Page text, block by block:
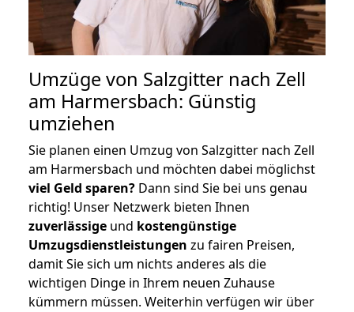
Umzüge von Salzgitter nach Zell
am Harmersbach: Günstig
umziehen
Sie planen einen Umzug von Salzgitter nach Zell
am Harmersbach und möchten dabei möglichst
viel Geld sparen? Dann sind Sie bei uns genau
richtig! Unser Netzwerk bieten Ihnen
zuverlässige und kostengünstige
Umzugsdienstleistungen zu fairen Preisen,
damit Sie sich um nichts anderes als die
wichtigen Dinge in Ihrem neuen Zuhause
kümmern müssen. Weiterhin verfügen wir über